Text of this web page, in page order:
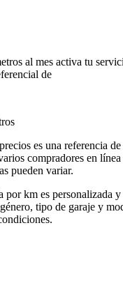
al mes activa tu
de
es una referencia
compradores en
pueden variar.
por km es personalizada y
tipo de garaje y